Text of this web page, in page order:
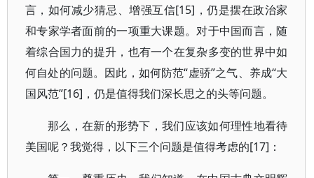
言，如何减少猜忌、增强互信[15]，仍是摆在政治家
和专家学者面前的一项重大课题。对于中国而言，随
着综合国力的提升，也有一个在复杂多变的世界中如
何自处的问题。因此，如何防范“虚骄”之气、养成“大
国风范”[16]，仍是值得我们深长思之的头等问题。
那么，在新的形势下，我们应该如何理性地看待
美国呢？我觉得，以下三个问题是值得考虑的[17]：